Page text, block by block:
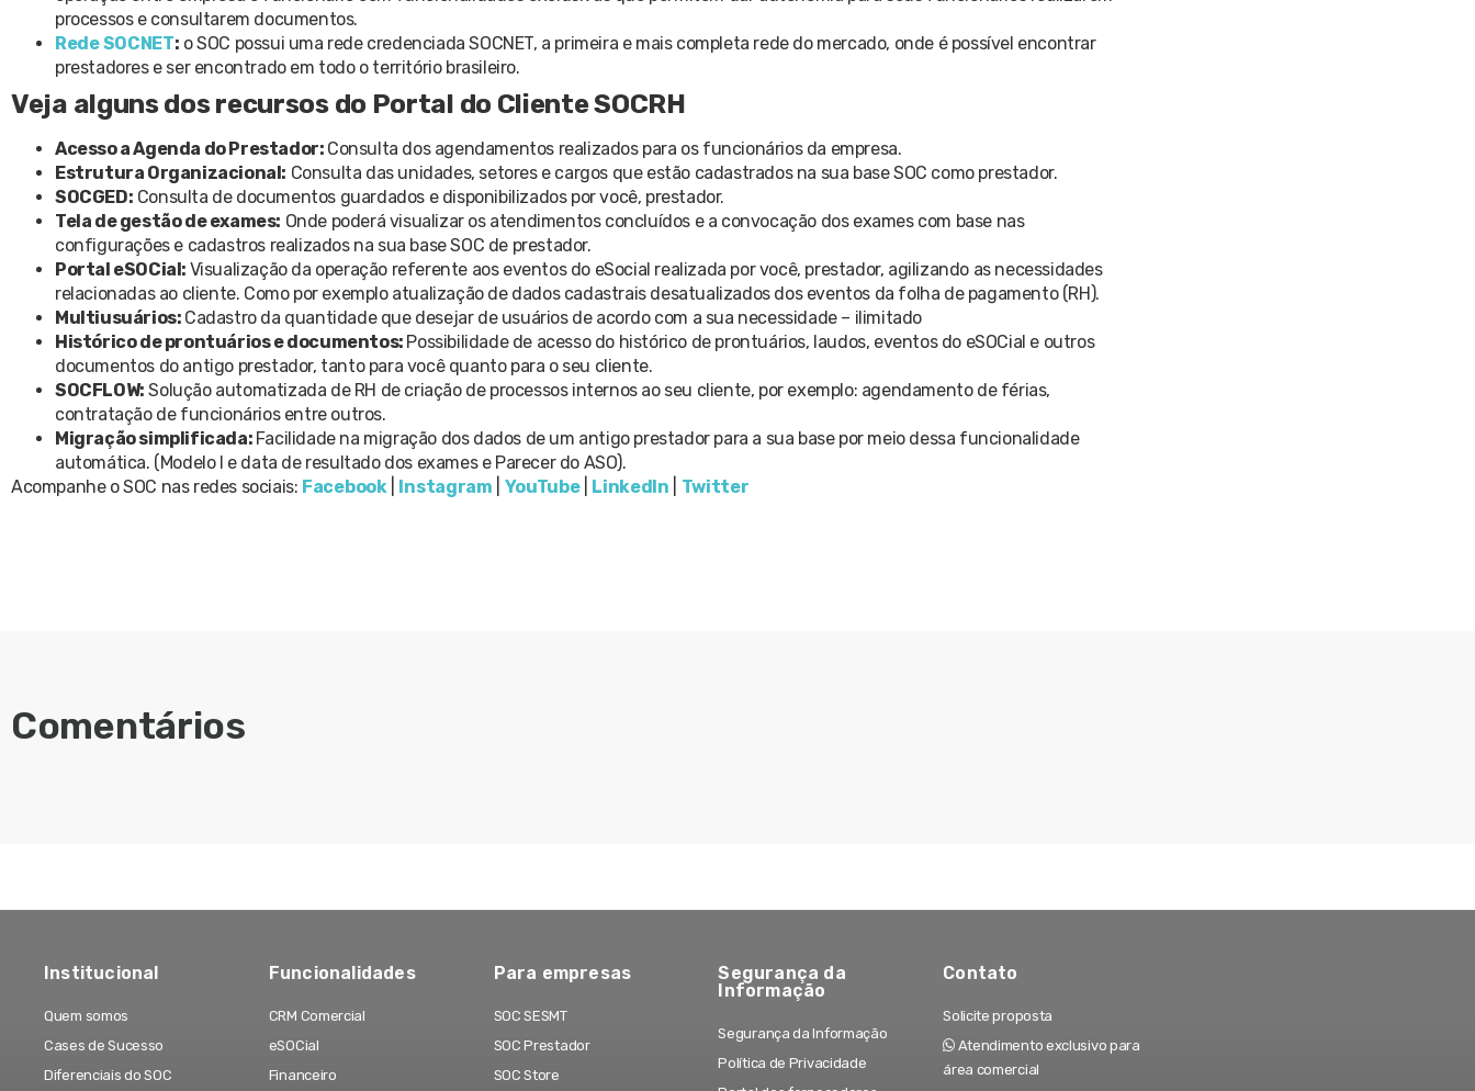
processos e consultarem documentos.
Rede SOCNET: o SOC possui uma rede credenciada SOCNET, a primeira e mais completa rede do mercado, onde é possível encontrar
prestadores e ser encontrado em todo o território brasileiro.
Veja alguns dos recursos do Portal do Cliente SOCRH
Acesso a Agenda do Prestador: Consulta dos agendamentos realizados para os funcionários da empresa.
Estrutura Organizacional: Consulta das unidades, setores e cargos que estão cadastrados na sua base SOC como prestador.
SOCGED: Consulta de documentos guardados e disponibilizados por você, prestador.
Tela de gestão de exames: Onde poderá visualizar os atendimentos concluídos e a convocação dos exames com base nas
configurações e cadastros realizados na sua base SOC de prestador.
Portal eSOCial: Visualização da operação referente aos eventos do eSocial realizada por você, prestador, agilizando as necessidades
relacionadas ao cliente. Como por exemplo atualização de dados cadastrais desatualizados dos eventos da folha de pagamento (RH).
Multiusuários: Cadastro da quantidade que desejar de usuários de acordo com a sua necessidade – ilimitado
Histórico de prontuários e documentos: Possibilidade de acesso do histórico de prontuários, laudos, eventos do eSOCial e outros
documentos do antigo prestador, tanto para você quanto para o seu cliente.
SOCFLOW: Solução automatizada de RH de criação de processos internos ao seu cliente, por exemplo: agendamento de férias,
contratação de funcionários entre outros.
Migração simplificada: Facilidade na migração dos dados de um antigo prestador para a sua base por meio dessa funcionalidade
automática. (Modelo I e data de resultado dos exames e Parecer do ASO).
Acompanhe o SOC nas redes sociais: Facebook Instagram YouTube| LinkedIn Twitter
Comentários
Institucional
Quem somos
Cases de Sucesso
Diferenciais do SOC
Funcionalidades
CRM Comercial
eSOCial
Financeiro
Para empresas
SOC SESMT
SOC Prestador
SOC Store
Segurança da
Informação
Segurança da Informação
Política de Privacidade
Contato
Solicite proposta
Atendimento exclusivo para
área comercial